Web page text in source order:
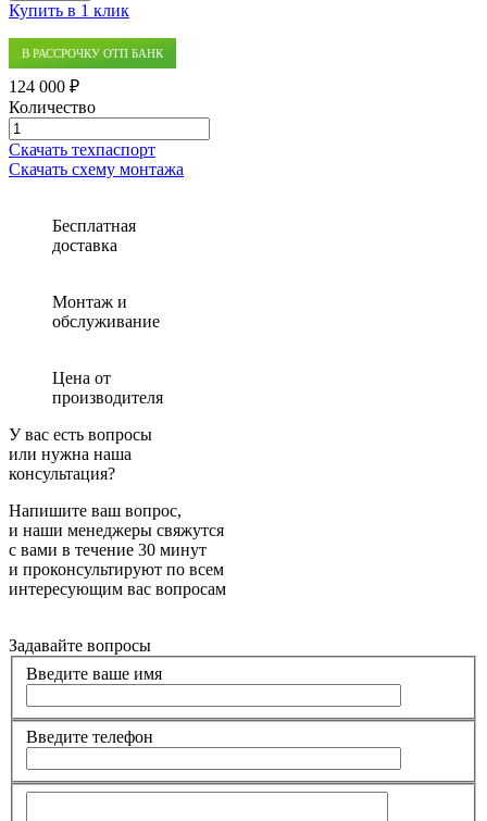
Купить в 1 клик
В РАССРОЧКУ ОТП БАНК
124 000 ₽
Количество
Количество
товара
Септик
Скачать техпаспорт
Скачать схему монтажа
Бесплатная
доставка
Монтаж и
обслуживание
Цена от
производителя
У вас есть вопросы
или нужна наша
консультация?
Напишите ваш вопрос,
и наши менеджеры свяжутся
с вами в течение 30 минут
и проконсультируют по всем
интересующим вас вопросам
Задавайте вопросы
Введите ваше имя
Введите телефон